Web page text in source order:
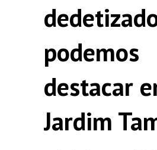
podemos
destacar
Jardim